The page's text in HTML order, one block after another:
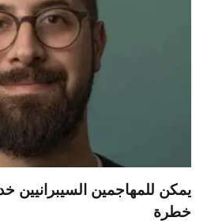
يمكن للمهاجمين السيبرانيين
خطرة